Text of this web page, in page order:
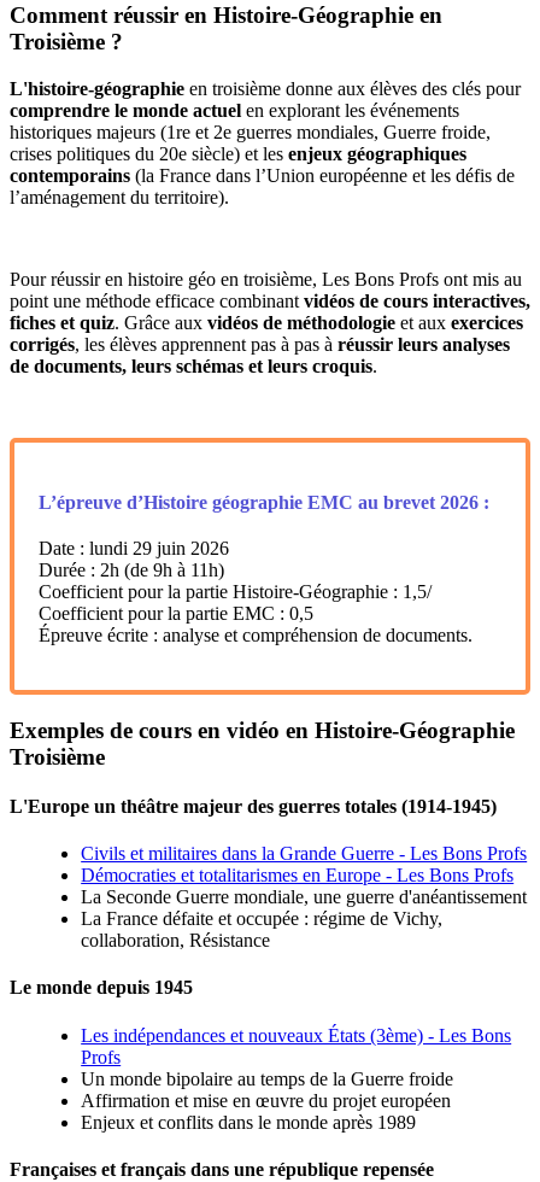
Comment réussir en Histoire-Géographie en
Troisième ?
L'histoire-géographie en troisième donne aux élèves des clés pour
comprendre le monde actuel en explorant les événements
historiques majeurs (1re et 2e guerres mondiales, Guerre froide,
crises politiques du 20e siècle) et les enjeux géographiques
contemporains (la France dans l’Union européenne et les défis de
l’aménagement du territoire).
Pour réussir en histoire géo en troisième, Les Bons Profs ont mis au
point une méthode efficace combinant vidéos de cours interactives,
fiches et quiz. Grâce aux vidéos de méthodologie et aux exercices
corrigés, les élèves apprennent pas à pas à réussir leurs analyses
de documents, leurs schémas et leurs croquis.
L’épreuve d’Histoire géographie EMC au brevet 2026 :
Date : lundi 29 juin 2026
Durée : 2h (de 9h à 11h)
Coefficient pour la partie Histoire-Géographie : 1,5/
Coefficient pour la partie EMC : 0,5
Épreuve écrite : analyse et compréhension de documents.
Exemples de cours en vidéo en Histoire-Géographie
Troisième
L'Europe un théâtre majeur des guerres totales (1914-1945)
Civils et militaires dans la Grande Guerre - Les Bons Profs
Démocraties et totalitarismes en Europe - Les Bons Profs
La Seconde Guerre mondiale, une guerre d'anéantissement
La France défaite et occupée : régime de Vichy,
collaboration, Résistance
Le monde depuis 1945
Les indépendances et nouveaux États (3ème) - Les Bons
Profs
Un monde bipolaire au temps de la Guerre froide
Affirmation et mise en œuvre du projet européen
Enjeux et conflits dans le monde après 1989
Françaises et français dans une république repensée